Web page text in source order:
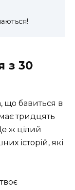
з 30
що бавиться в
тридцять
ж цілий
історій, які